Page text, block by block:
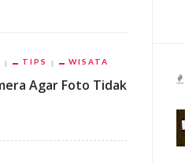
TIPS WISATA
Agar Foto Tidak